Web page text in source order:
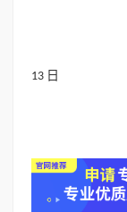
郑州高
13 日